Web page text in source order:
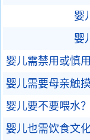
婴
婴
婴儿需禁用或慎
婴儿需要母亲触
婴儿要不要喂水？
婴儿也需饮食文